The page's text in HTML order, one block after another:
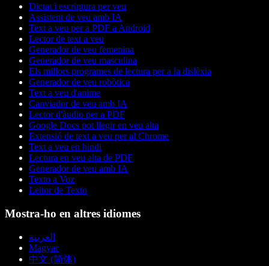
Dictat i escriptura per veu
Assistent de veu amb IA
Text a veu per a PDF a Android
Lector de text a veu
Generador de veu femenina
Generador de veu masculina
Els millors programes de lectura per a la dislèxia
Generador de veu robòtica
Text a veu d'anime
Canviador de veu amb IA
Lector d'àudio per a PDF
Google Docs pot llegir en veu alta
Extensió de text a veu per al Chrome
Text a veu en hindi
Lectura en veu alta de PDF
Generador de veu amb IA
Texto a Voz
Leitor de Texto
Mostra-ho en altres idiomes
العربية
Magyar
中文 (简体)